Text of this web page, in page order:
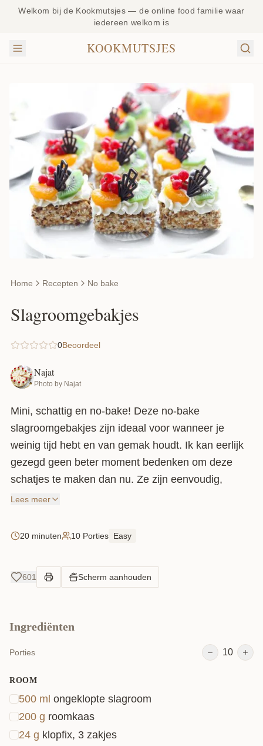
Welkom bij de Kookmutsjes — de online food familie waar
iedereen welkom is
KOOKMUTSJES
Home Recepten No bake
Slagroomgebakjes
0Beoordeel
Najat
Photo by Najat
Mini, schattig en no-bake! Deze no-bake
slagroomgebakjes zijn ideaal voor wanneer je
weinig tijd hebt en van gemak houdt. Ik kan eerlijk
gezegd geen beter moment bedenken om deze
schatjes te maken dan nu. Ze zijn eenvoudig,
prachtig om te zien, snel te maken en gemakkelijk
iedereen in de smaak vallen.
Lees meer
20 minuten 10 Porties Easy
601 Scherm aanhouden
Ingrediënten
Porties 10
ROOM
500 ml ongeklopte slagroom
200 g roomkaas
24 g klopfix, 3 zakjes